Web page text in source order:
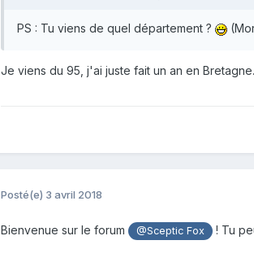
PS : Tu viens de quel département ?
Je viens du 95, j'ai juste fait un an en
Posté(e) 3 avril 2018
Bienvenue sur le forum @Sceptic Fox ! Tu